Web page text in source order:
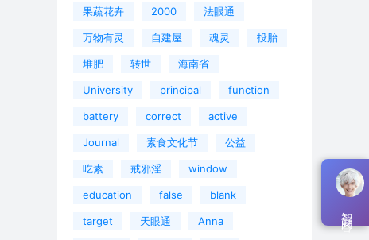
果蔬花卉 2000 法眼通
万物有灵 自建屋 魂灵 投胎
堆肥 转世 海南省
University principal function
battery correct active
Journal 素食文化节 公益
吃素 戒邪淫 window
education false blank
target 天眼通 Anna